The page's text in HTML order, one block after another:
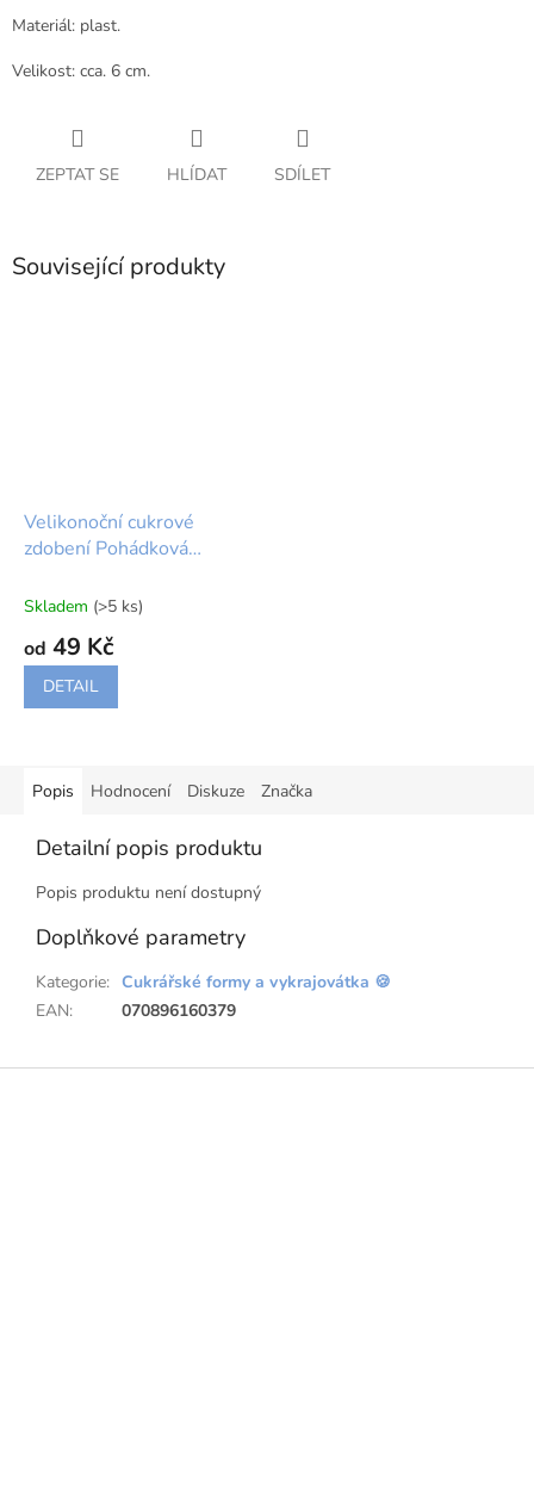
Materiál: plast.
Velikost: cca. 6 cm.
ZEPTAT SE HLÍDAT SDÍLET
Související produkty
Velikonoční cukrové
zdobení Pohádková
Skladem (>5 ks)
od 49 Kč
DETAIL
Popis Hodnocení Diskuze Značka
Detailní popis produktu
Popis produktu není dostupný
Doplňkové parametry
Kategorie: Cukrářské formy a vykrajovátka 🍪
EAN: 070896160379
Z